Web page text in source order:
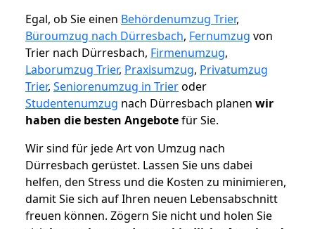
Egal, ob Sie einen Behördenumzug Trier,
Büroumzug nach Dürresbach, Fernumzug von
Trier nach Dürresbach, Firmenumzug,
Laborumzug Trier, Praxisumzug, Privatumzug
Trier, Seniorenumzug in Trieroder
Studentenumzug nach Dürresbach planen wir
haben die besten Angebotefür Sie.
Wir sind für jede Art von Umzug nach
Dürresbach gerüstet. Lassen Sie uns dabei
helfen, den Stress und die Kosten zu minimieren,
damit Sie sich auf Ihren neuen Lebensabschnitt
freuen können. Zögern Sie nicht und holen Sie